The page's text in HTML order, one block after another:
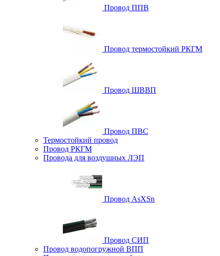
Провод ППВ
Провод термостойкий РКГМ
Провод ШВВП
Провод ПВС
Термостойкий провод
Провод РКГМ
Провода для воздушных ЛЭП
Провод AsXSn
Провод СИП
Провод водопогружной ВПП